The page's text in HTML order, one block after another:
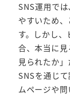
SNS運用で
やすいため
す。しかし
合、本当に
見られたか
SNSを通じ
ムページや